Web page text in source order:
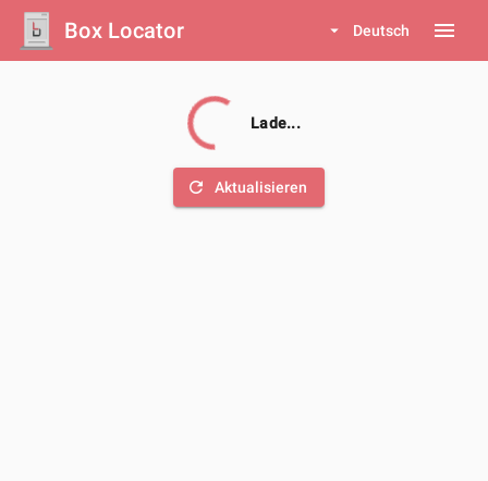
Box Locator arrow_drop_down Deutsch menu
Lade...
refresh Aktualisieren